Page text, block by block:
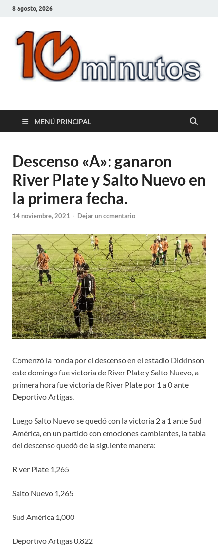
8 agosto, 2026
10minutos.com.uy
MENÚ PRINCIPAL
Descenso «A»: ganaron
River Plate y Salto Nuevo en
la primera fecha.
14 noviembre, 2021 - Dejar un comentario
Comenzó la ronda por el descenso en el estadio Dickinson
este domingo fue victoria de River Plate y Salto Nuevo, a
primera hora fue victoria de River Plate por 1 a 0 ante
Deportivo Artigas.
Luego Salto Nuevo se quedó con la victoria 2 a 1 ante Sud
América, en un partido con emociones cambiantes, la tabla
del descenso quedó de la siguiente manera:
River Plate 1,265
Salto Nuevo 1,265
Sud América 1,000
Deportivo Artigas 0,822